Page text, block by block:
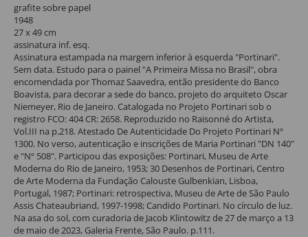
grafite sobre papel
1948
27 x 49 cm
assinatura inf. esq.
Assinatura estampada na margem inferior à esquerda "Portinari".
Sem data. Estudo para o painel "A Primeira Missa no Brasil", obra
encomendada por Thomaz Saavedra, então presidente do Banco
Boavista, para decorar a sede do banco, projeto do arquiteto Oscar
Niemeyer, Rio de Janeiro. Catalogada no Projeto Portinari sob o
registro FCO: 404 CR: 2658. Reproduzido no Raisonné do Artista,
Vol.III na p.218. Atestado De Autenticidade Do Projeto Portinari Nº
1300. No verso, autenticação e inscrições de Maria Portinari "DN 140"
e "Nº 508". Participou das exposições: Portinari, Museu de Arte
Moderna do Rio de Janeiro, 1953; 30 Desenhos de Portinari, Centro
de Arte Moderna da Fundação Calouste Gulbenkian, Lisboa,
Portugal, 1987; Portinari: retrospectiva, Museu de Arte de São Paulo
Assis Chateaubriand, 1997-1998; Candido Portinari. No círculo de luz.
Na asa do sol, com curadoria de Jacob Klintowitz de 27 de março a 13
de maio de 2023, Galeria Frente, São Paulo. p.111.